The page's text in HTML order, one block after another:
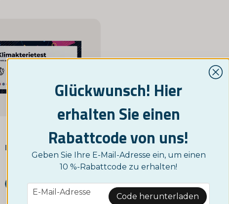
NORDICTEST
Menopausetest
KAUFE JETZT
Glückwunsch! Hier
erhalten Sie einen
Rabattcode von uns!
Geben Sie Ihre E-Mail-Adresse ein, um einen
10 %-Rabattcode zu erhalten!
email
E-Mail-Adresse Code herunterladen